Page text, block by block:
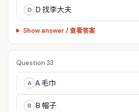
D D 找李大夫
Show answer / 查看答案
Question 33
A A 毛巾
B B 帽子